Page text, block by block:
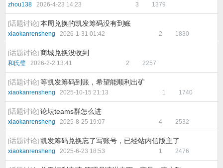
zhou138 2026-4-23 14:23 3 1379
[话题讨论] 本周兑换的凯发筹码没有到账
xiaokanrensheng 2026-1-31 01:42 2 1830
[话题讨论] 商城兑换没收到
和氏璧 2026-2-2 13:41 2 2257
[话题讨论] 等凯发筹码到账，希望能顺利出矿
xiaokanrensheng 2025-10-15 21:13 1 1740
[话题讨论] 论坛teams群怎么进
xiaokanrensheng 2025-8-25 19:07 4 2532
[话题讨论] 凯发筹码兑换忘了写账号，已经站内信版主了
xiaokanrensheng 2025-6-23 18:53 1 2476